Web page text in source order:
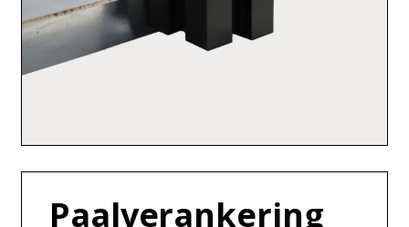
Paalverankering